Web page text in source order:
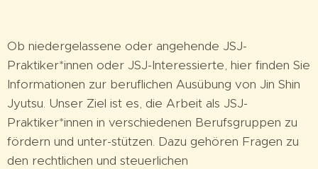
Ob niedergelassene oder angehende JSJ-
Praktiker*innen oder JSJ-Interessierte, hier finden Sie
Informationen zur beruflichen Ausübung von Jin Shin
Jyutsu. Unser Ziel ist es, die Arbeit als JSJ-
Praktiker*innen in verschiedenen Berufsgruppen zu
fördern und unter-stützen. Dazu gehören Fragen zu
den rechtlichen und steuerlichen